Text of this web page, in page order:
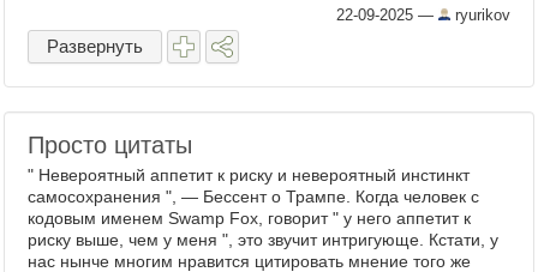
22-09-2025 — ryurikov
Развернуть
Просто цитаты
" Невероятный аппетит к риску и невероятный инстинкт
самосохранения ", — Бессент о Трампе. Когда человек с
кодовым именем Swamp Fox, говорит " у него аппетит к
риску выше, чем у меня ", это звучит интригующе. Кстати, у
нас нынче многим нравится цитировать мнение того же